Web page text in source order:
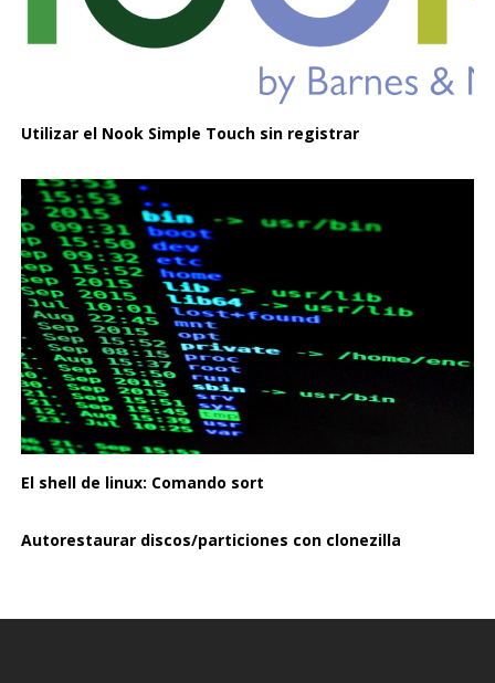
Utilizar el Nook Simple Touch sin registrar
El shell de linux: Comando sort
Autorestaurar discos/particiones con clonezilla